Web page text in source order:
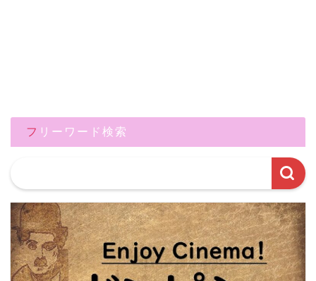
フリーワード検索